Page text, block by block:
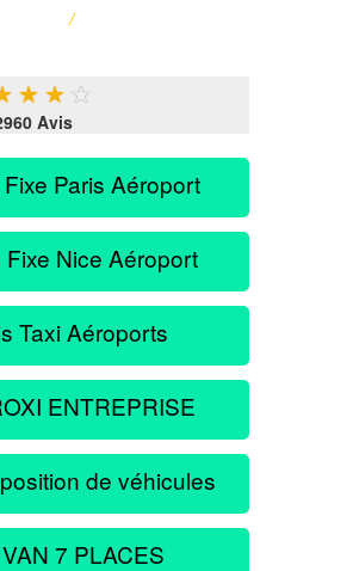
/
★ ★ ★
Avis
Paris Aéroport
Nice Aéroport
Taxi Aéroports
ENTREPRISE
de véhicules
7 PLACES